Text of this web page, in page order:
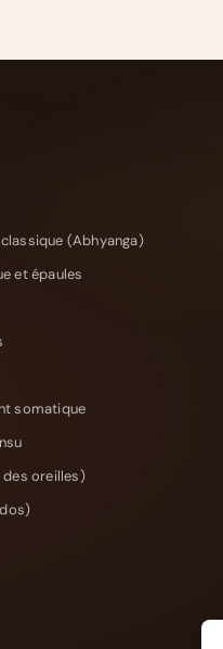
(Abhyanga)
et épaules
somatique
des oreilles)